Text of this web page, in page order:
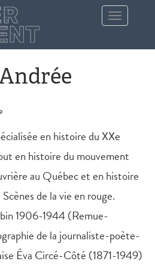
Toggle
navigation
en histoire du XXe
en histoire du mouvement
au Québec et en histoire
de la vie en rouge.
1906-1944 (Remue-
de la journaliste-poète-
Éva Circé-Côté (1871-1949)